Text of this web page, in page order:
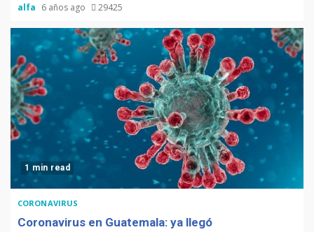
alfa 6 años ago 29425
1 min read
CORONAVIRUS
Coronavirus en Guatemala: ya llegó